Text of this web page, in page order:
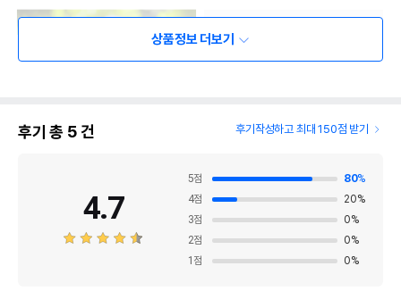
상품정보 더보기
후기 총 5건 후기작성하고 최대 150점 받기
4.7
5점 80%
4점 20%
3점 0%
2점 0%
1 점 0%